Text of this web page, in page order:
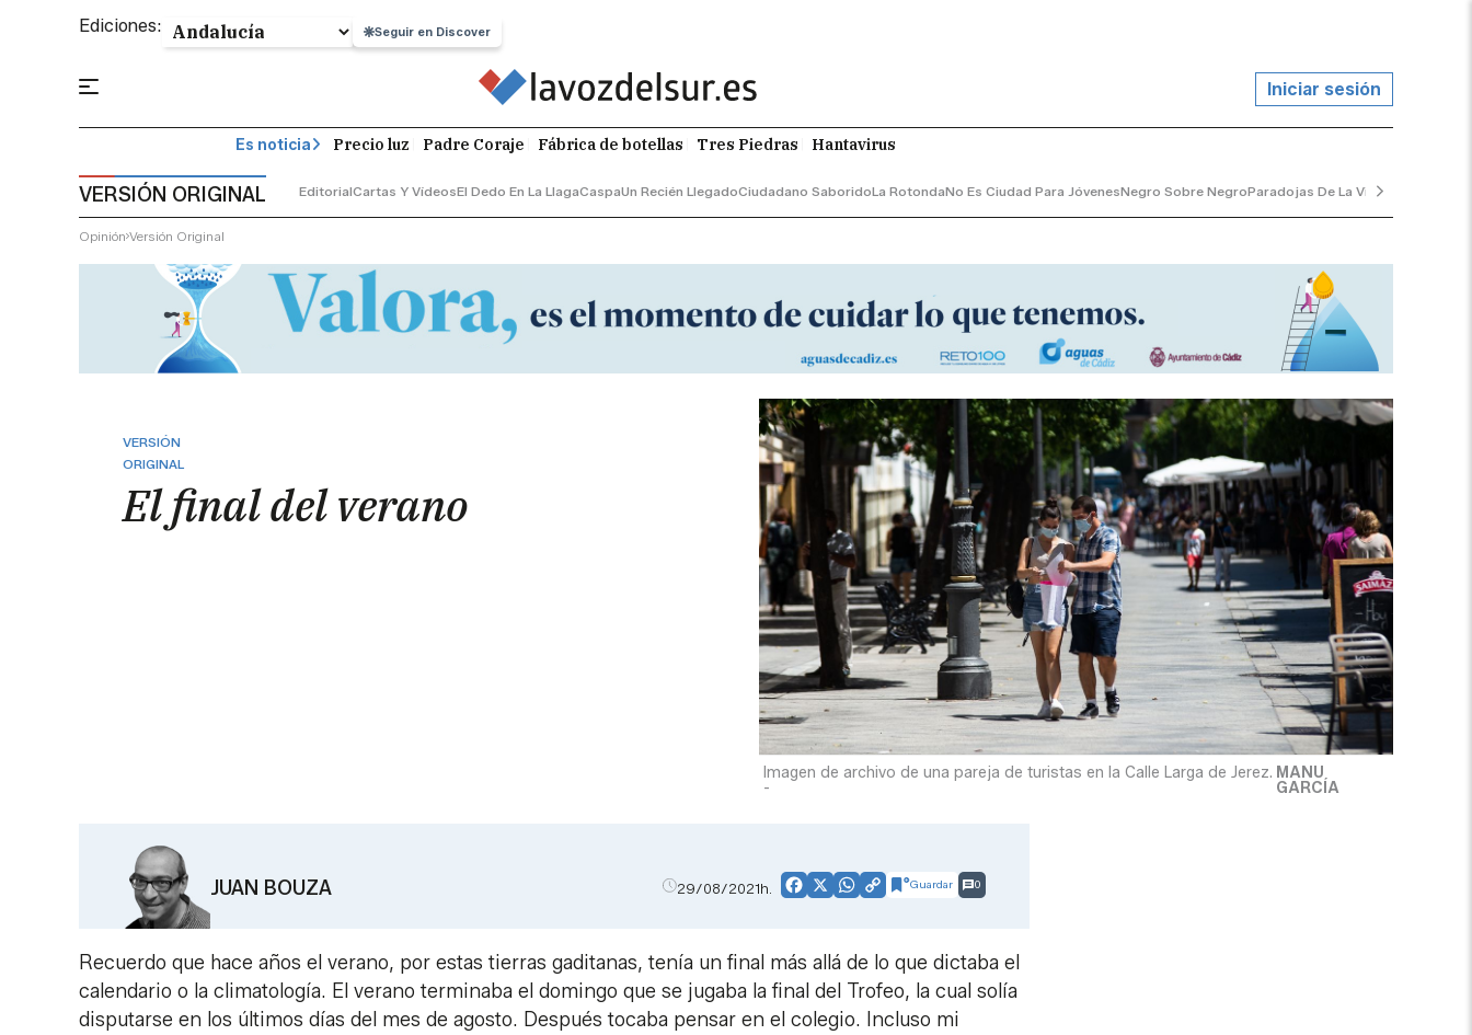
Ediciones: Seguir en Discover
Iniciar sesión
Es noticia Precio luz Padre Coraje Fábrica de botellas Tres Piedras Hantavirus
VERSIÓN ORIGINAL EditorialCartas Y VídeosEl Dedo En La LlagaCaspaUn Recién LlegadoCiudadano SaboridoLa RotondaNo Es Ciudad Para JóvenesNegro Sobre NegroParadojas De La Vida
Opinión Versión Original
VERSIÓN
ORIGINAL
El final del verano
Imagen de archivo de una pareja de turistas en la Calle Larga de Jerez.
-
MANU
GARCÍA
JUAN BOUZA 29/08/2021h. Facebook
X WhatsApp
CopyGuardar 0
Recuerdo que hace años el verano, por estas tierras gaditanas, tenía un final más allá de lo que dictaba el
calendario o la climatología. El verano terminaba el domingo que se jugaba la final del Trofeo, la cual solía
disputarse en los últimos días del mes de agosto. Después tocaba pensar en el colegio. Incluso mi